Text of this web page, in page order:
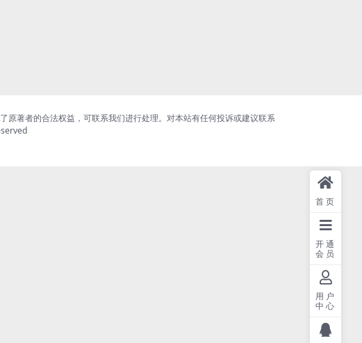
著者的合法权益，可联系我们进行处理。对本站有任何投诉或建议联系
首页
开通
会员
用户
中心